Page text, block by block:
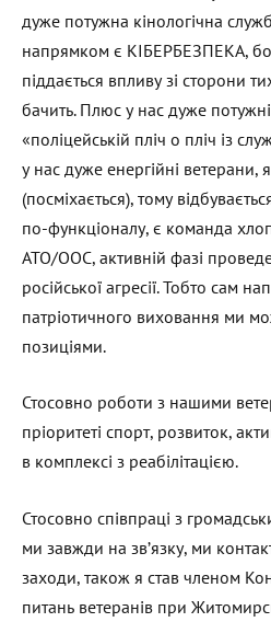
дуже потужна кінологічна
напрямком є КІБЕРБЕЗПЕКА,
піддається впливу зі сторони
бачить. Плюс у нас дуже
«поліцейській пліч о пліч із
у нас дуже енергійні ветерани,
(посміхається), тому
по-функціоналу, є команда
АТО/ООС, активній фазі
російської агресії. Тобто сам
патріотичного виховання ми
позиціями.
Стосовно роботи з нашими
пріоритеті спорт, розвиток,
в комплексі з реабілітацією.
Стосовно співпраці з
ми завжди на зв’язку, ми
заходи, також я став членом
питань ветеранів при